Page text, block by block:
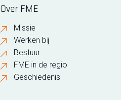
Over FME
Missie
Werken bij
Bestuur
FME in de regio
Geschiedenis